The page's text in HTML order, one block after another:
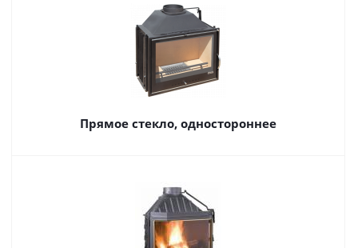
Прямое стекло, одностороннее